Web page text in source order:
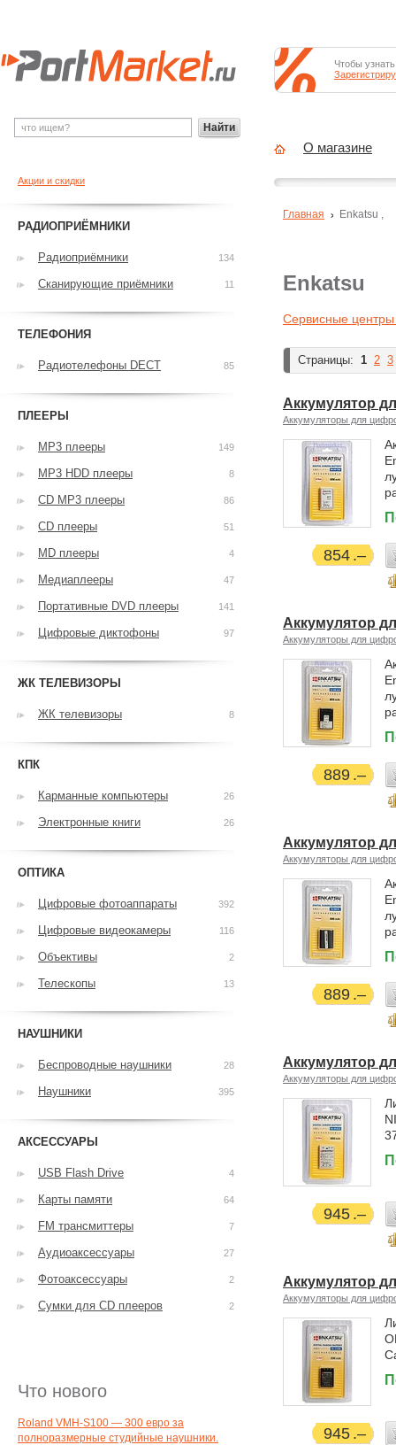
Enkatsu
Сервисные
Страницы: 1 2 3
Аккумулятор
Аккумуляторы для
854
Аккумулятор
Аккумуляторы для
889
Аккумулятор
Аккумуляторы для
889
Аккумулятор
Аккумуляторы для
945
Аккумулятор
Аккумуляторы для
945
Главная Enkatsu ,
Акции и скидки
РАДИОПРИЁМНИКИ
Радиоприёмники 134
Сканирующие приёмники 11
ТЕЛЕФОНИЯ
Радиотелефоны DECT 85
ПЛЕЕРЫ
MP3 плееры 149
MP3 HDD плееры 8
CD MP3 плееры 86
CD плееры 51
MD плееры 4
Медиаплееры 47
Портативные DVD плееры 141
Цифровые диктофоны 97
ЖК ТЕЛЕВИЗОРЫ
ЖК телевизоры 8
КПК
Карманные компьютеры 26
Электронные книги 26
ОПТИКА
Цифровые фотоаппараты 392
Цифровые видеокамеры 116
Объективы 2
Телескопы 13
НАУШНИКИ
Беспроводные наушники 28
Наушники 395
АКСЕССУАРЫ
USB Flash Drive 4
Карты памяти 64
FM трансмиттеры 7
Аудиоаксессуары 27
Фотоаксессуары 2
Сумки для CD плееров 2
Что нового
Roland VMH-S100 — 300 евро за
полноразмерные студийные наушники.
Найти
Чтобы
О магазине